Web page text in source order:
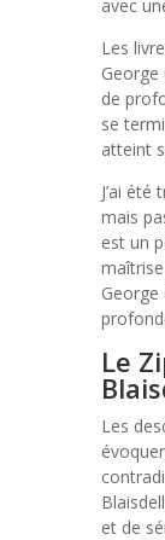
avec
Les
George
de
se
atteint
J’ai
mais
est un
George
Le
Les
et de